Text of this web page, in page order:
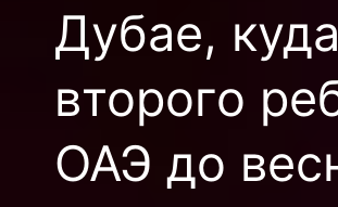
Дубае,
второго
ОАЭ до